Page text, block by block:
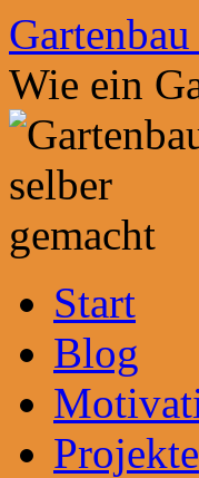
Zum
Inhalt
springen
Wie ein
Start
Blog
Projekte